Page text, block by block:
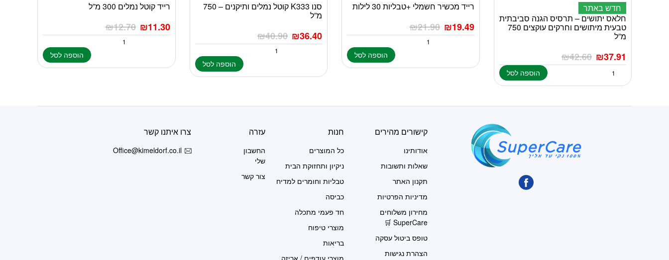
חדש באתר
חלאס יתושים – תרסיס הגנה סביבתית
טבעית מיתושים וחרקים עוקצים 750
מ”ל
₪42.60 ₪37.91
הוספה לסל
רייד מכשיר חשמלי +טבליות 30 לילות
₪21.90 ₪19.49
הוספה לסל
סנו K333 קוטל נמלים ותיקנים – 750
מ”ל
₪40.90 ₪36.40
הוספה לסל
רייד קוטל נמלים 300 מ”ל
₪12.70 ₪11.30
הוספה לסל
קישורים מהירים
אודותינו
שאלות ותשובות
תקנון האתר
מדיניות הפרטיות
מחירון משלוחים
SuperCare 🛒
טופס ביטול עסקה
הצהרת נגישות
חנות
כל המוצרים
ניקיון ותחזוקת הבית
טבליות וחומרים למדיח
כביסה
חד פעמי מתכלה
מוצרי טיפוח
בריאות
עזרה
החשבון
שלי
צור קשר
צרו איתנו קשר
Office@kimeldorf.co.il